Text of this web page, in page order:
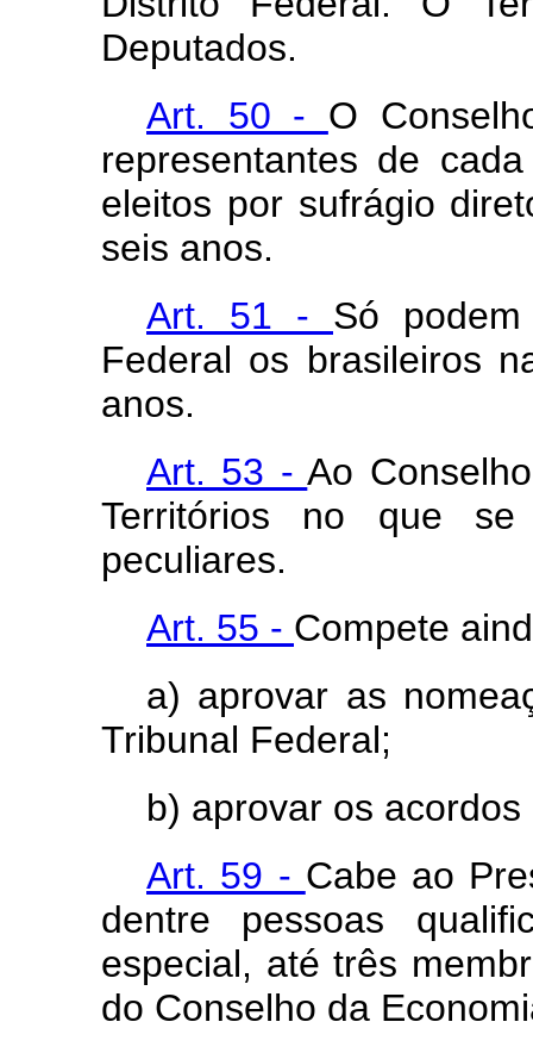
Deputados.
Art. 50 - O
representantes de
eleitos por sufrágio
seis anos.
Art. 51 - Só
Federal os brasileiros
anos.
Art. 53 -Ao
Territórios no que
peculiares.
Art. 55 - Compete
a) aprovar as
Tribunal Federal;
b) aprovar os
Art. 59 - Cabe ao
dentre pessoas
especial, até três
do Conselho da